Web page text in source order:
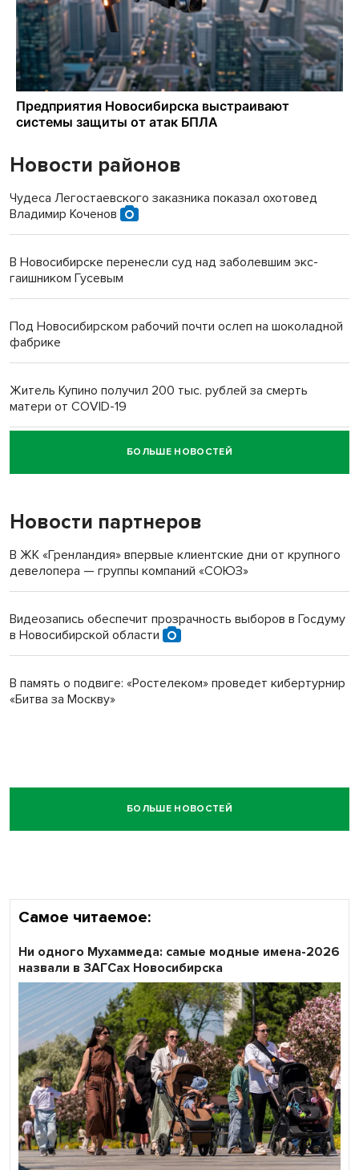
Новости районов
Чудеса Легостаевского заказника показал охотовед
Владимир Коченов
В Новосибирске перенесли суд над заболевшим экс-
гаишником Гусевым
Под Новосибирском рабочий почти ослеп на шоколадной
фабрике
Житель Купино получил 200 тыс. рублей за смерть
матери от COVID-19
Новосибирский суд наказал водителя за смерть
пенсионерки на вокзале
БОЛЬШЕ НОВОСТЕЙ
Новости партнеров
В ЖК «Гренландия» впервые клиентские дни от крупного
девелопера — группы компаний «СОЮЗ»
Видеозапись обеспечит прозрачность выборов в Госдуму
в Новосибирской области
В память о подвиге: «Ростелеком» проведет кибертурнир
«Битва за Москву»
БОЛЬШЕ НОВОСТЕЙ
Самое читаемое:
Ни одного Мухаммеда: самые модные имена-2026
назвали в ЗАГСах Новосибирска